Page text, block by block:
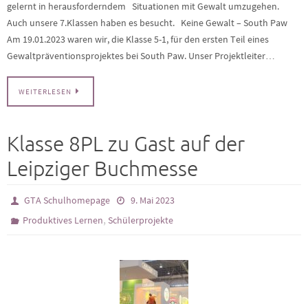
gelernt in herausforderndem Situationen mit Gewalt umzugehen.
Auch unsere 7.Klassen haben es besucht. Keine Gewalt – South Paw
Am 19.01.2023 waren wir, die Klasse 5-1, für den ersten Teil eines
Gewaltpräventionsprojektes bei South Paw. Unser Projektleiter…
WEITERLESEN
Klasse 8PL zu Gast auf der
Leipziger Buchmesse
GTA Schulhomepage
9. Mai 2023
Produktives Lernen, Schülerprojekte